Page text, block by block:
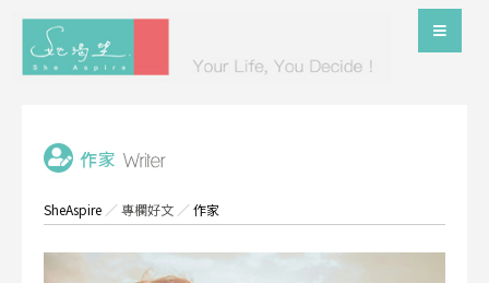
SheAspire ／專欄好文 ／作家